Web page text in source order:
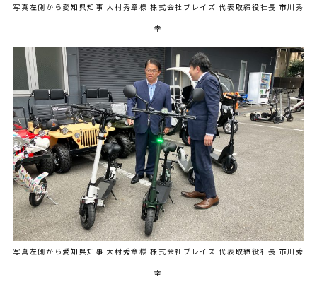
写真左側から愛知県知事 大村秀章様 株式会社ブレイズ 代表取締役社長 市川秀
幸
写真左側から愛知県知事 大村秀章様 株式会社ブレイズ 代表取締役社長 市川秀
幸